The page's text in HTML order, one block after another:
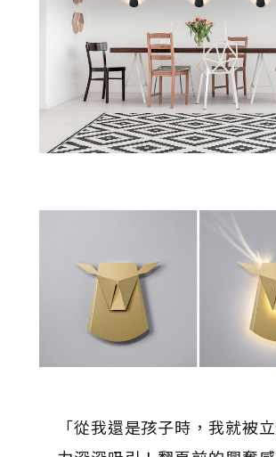
「從我還是孩子時，我就被